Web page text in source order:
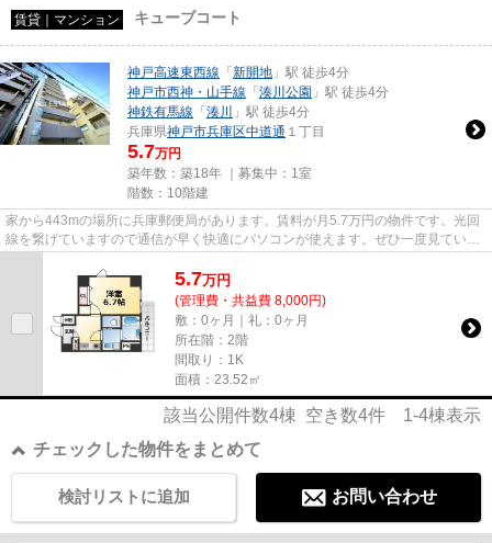
賃貸｜マンション キューブコート
神戸高速東西線 「 新開地 」駅 徒歩4分
神戸市西神・山手線 「 湊川公園 」駅 徒歩4分
神鉄有馬線 「 湊川
」駅 徒歩4分
兵庫県神戸市兵庫区中道通 １丁目
5.7万円
築年数：築18年 ｜募集中： 1室
階数：10階建
家から443mの場所に兵庫郵便局があります。賃料が月5.7万円の物件です。光回
線を繋げていますので通信が早く快適にパソコンが使えます。ぜひ一度見ていた
5.7万円
(管理費・共益費 8,000円)
敷：0ヶ月｜礼：0ヶ月
所在階：2階
間取り：1K
面積：23.52㎡
該当公開件数4棟 空き数4件 1-4棟表示
チェックした物件をまとめて
お問い合わせ
検討リストに追加